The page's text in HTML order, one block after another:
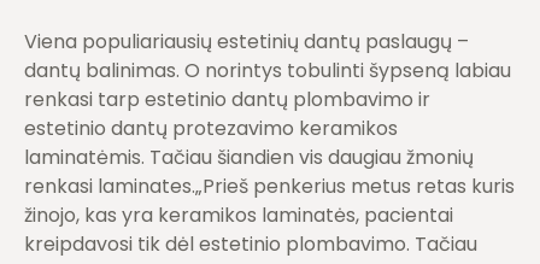
Viena populiariausių estetinių dantų paslaugų –
dantų balinimas. O norintys tobulinti šypseną labiau
renkasi tarp estetinio dantų plombavimo ir
estetinio dantų protezavimo keramikos
laminatėmis. Tačiau šiandien vis daugiau žmonių
renkasi laminates.„Prieš penkerius metus retas kuris
žinojo, kas yra keramikos laminatės, pacientai
kreipdavosi tik dėl estetinio plombavimo. Tačiau